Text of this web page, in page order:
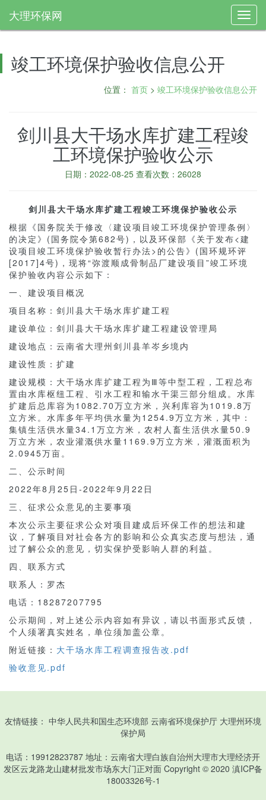
大理环保网
竣工环境保护验收信息公开
位置： 首页 > 竣工环境保护验收信息公开
剑川县大干场水库扩建工程竣
工环境保护验收公示
日期：2022-08-25 查看次数：26028
剑川县大干场水库扩建工程竣工环境保护验收公示
根据《国务院关于修改〈建设项目竣工环境保护管理条例〉
的决定》(国务院令第682号)，以及环保部《关于发布<建
设项目竣工环境保护验收暂行办法>的公告》(国环规环评
[2017]4号)，现将“弥渡顺成骨制品厂建设项目”竣工环境
保护验收内容公示如下：
一、建设项目概况
项目名称：剑川县大干场水库扩建工程
建设单位：剑川县大干场水库扩建工程建设管理局
建设地点：云南省大理州剑川县羊岑乡境内
建设性质：扩建
建设规模：大干场水库扩建工程为Ⅲ等中型工程，工程总布
置由水库枢纽工程、引水工程和输水干渠三部分组成。水库
扩建后总库容为1082.70万立方米，兴利库容为1019.8万
立方米。水库多年平均供水量为1254.9万立方米，其中：
集镇生活供水量34.1万立方米，农村人畜生活供水量50.9
万立方米，农业灌溉供水量1169.9万立方米，灌溉面积为
2.0945万亩。
二、公示时间
2022年8月25日-2022年9月22日
三、征求公众意见的主要事项
本次公示主要征求公众对项目建成后环保工作的想法和建
议，了解项目对社会各方的影响和公众真实态度与想法，通
过了解公众的意见，切实保护受影响人群的利益。
四、联系方式
联系人：罗杰
电话：18287207795
公示期间，对上述公示内容如有异议，请以书面形式反馈，
个人须署真实姓名，单位须加盖公章。
附近链接： 大干场水库工程调查报告改.pdf
验收意见.pdf
友情链接： 中华人民共和国生态环境部 云南省环境保护厅 大理州环境
保护局
电话：19912823787 地址：云南省大理白族自治州大理市大理经济开
发区云龙路龙山建材批发市场东大门正对面 Copyright © 2020 滇ICP备
18003326号-1